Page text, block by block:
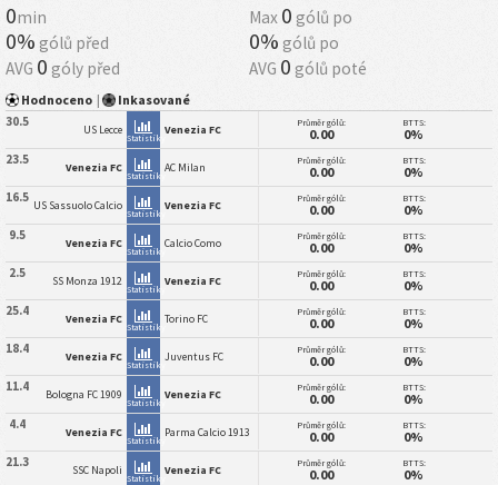
0min Max 0 gólů po
0% gólů před 0% gólů po
AVG 0 góly před AVG 0 gólů poté
Hodnoceno | Inkasované
30.5 US Lecce
Statistiky
Venezia FC Průměr gólů:
0.00
BTTS:
0%
23.5 Venezia FC
Statistiky
AC Milan Průměr gólů:
0.00
BTTS:
0%
16.5 US Sassuolo Calcio
Statistiky
Venezia FC Průměr gólů:
0.00
BTTS:
0%
9.5 Venezia FC
Statistiky
Calcio Como Průměr gólů:
0.00
BTTS:
0%
2.5 SS Monza 1912
Statistiky
Venezia FC Průměr gólů:
0.00
BTTS:
0%
25.4 Venezia FC
Statistiky
Torino FC Průměr gólů:
0.00
BTTS:
0%
18.4 Venezia FC
Statistiky
Juventus FC Průměr gólů:
0.00
BTTS:
0%
11.4 Bologna FC 1909
Statistiky
Venezia FC Průměr gólů:
0.00
BTTS:
0%
4.4 Venezia FC
Statistiky
Parma Calcio 1913 Průměr gólů:
0.00
BTTS:
0%
21.3 SSC Napoli
Statistiky
Venezia FC Průměr gólů:
0.00
BTTS:
0%